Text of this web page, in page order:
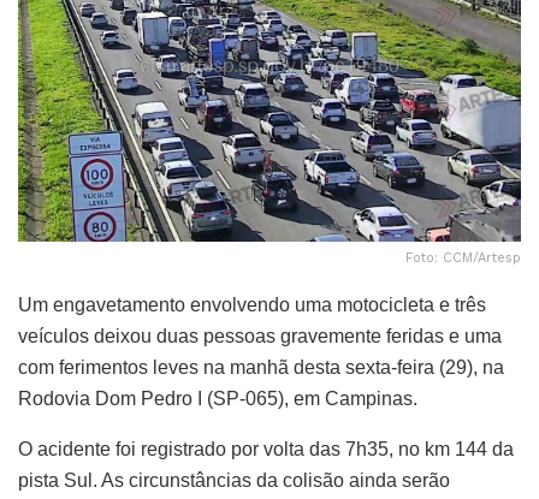
Foto: CCM/Artesp
Um engavetamento envolvendo uma motocicleta e três
veículos deixou duas pessoas gravemente feridas e uma
com ferimentos leves na manhã desta sexta-feira (29), na
Rodovia Dom Pedro I (SP-065), em Campinas.
O acidente foi registrado por volta das 7h35, no km 144 da
pista Sul. As circunstâncias da colisão ainda serão